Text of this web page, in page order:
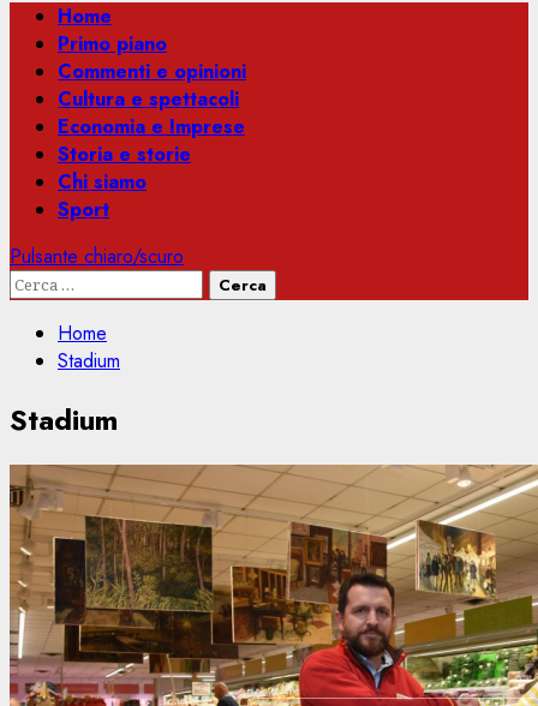
Menu
principale
Home
Primo piano
Commenti e opinioni
Cultura e spettacoli
Economia e Imprese
Storia e storie
Chi siamo
Sport
Pulsante chiaro/scuro
Ricerca
Home
Stadium
Stadium